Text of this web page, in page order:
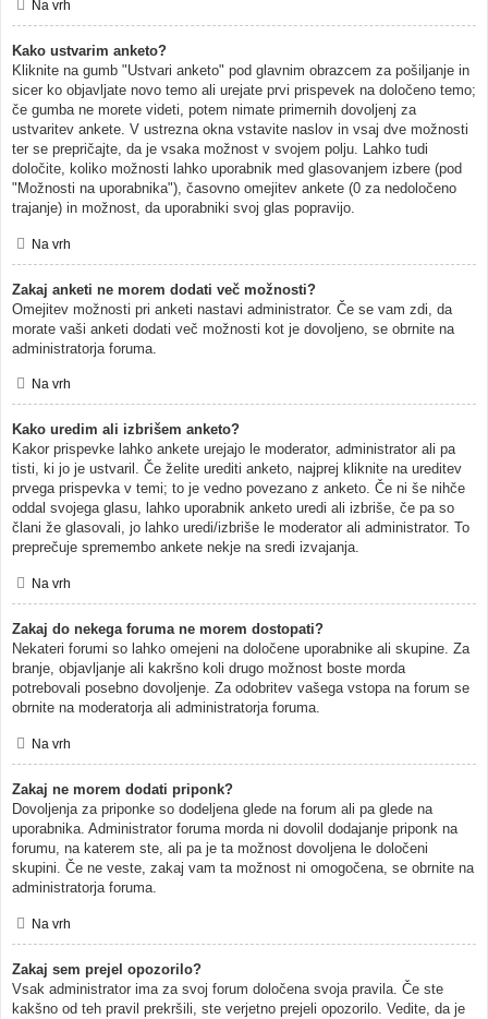
Na vrh
Kako ustvarim anketo?
Kliknite na gumb "Ustvari anketo" pod glavnim obrazcem za pošiljanje in
sicer ko objavljate novo temo ali urejate prvi prispevek na določeno temo;
če gumba ne morete videti, potem nimate primernih dovoljenj za
ustvaritev ankete. V ustrezna okna vstavite naslov in vsaj dve možnosti
ter se prepričajte, da je vsaka možnost v svojem polju. Lahko tudi
določite, koliko možnosti lahko uporabnik med glasovanjem izbere (pod
"Možnosti na uporabnika"), časovno omejitev ankete (0 za nedoločeno
trajanje) in možnost, da uporabniki svoj glas popravijo.
Na vrh
Zakaj anketi ne morem dodati več možnosti?
Omejitev možnosti pri anketi nastavi administrator. Če se vam zdi, da
morate vaši anketi dodati več možnosti kot je dovoljeno, se obrnite na
administratorja foruma.
Na vrh
Kako uredim ali izbrišem anketo?
Kakor prispevke lahko ankete urejajo le moderator, administrator ali pa
tisti, ki jo je ustvaril. Če želite urediti anketo, najprej kliknite na ureditev
prvega prispevka v temi; to je vedno povezano z anketo. Če ni še nihče
oddal svojega glasu, lahko uporabnik anketo uredi ali izbriše, če pa so
člani že glasovali, jo lahko uredi/izbriše le moderator ali administrator. To
preprečuje spremembo ankete nekje na sredi izvajanja.
Na vrh
Zakaj do nekega foruma ne morem dostopati?
Nekateri forumi so lahko omejeni na določene uporabnike ali skupine. Za
branje, objavljanje ali kakršno koli drugo možnost boste morda
potrebovali posebno dovoljenje. Za odobritev vašega vstopa na forum se
obrnite na moderatorja ali administratorja foruma.
Na vrh
Zakaj ne morem dodati priponk?
Dovoljenja za priponke so dodeljena glede na forum ali pa glede na
uporabnika. Administrator foruma morda ni dovolil dodajanje priponk na
forumu, na katerem ste, ali pa je ta možnost dovoljena le določeni
skupini. Če ne veste, zakaj vam ta možnost ni omogočena, se obrnite na
administratorja foruma.
Na vrh
Zakaj sem prejel opozorilo?
Vsak administrator ima za svoj forum določena svoja pravila. Če ste
kakšno od teh pravil prekršili, ste verjetno prejeli opozorilo. Vedite, da je